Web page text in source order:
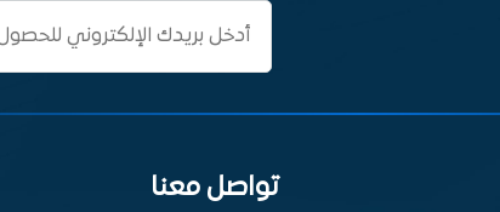
تواصل معنا